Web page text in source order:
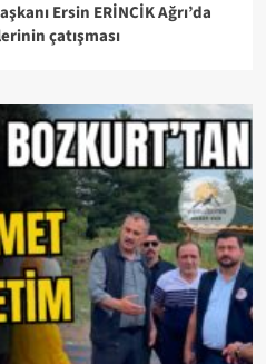
Ersin ERİNCİK Ağrı’da
çatışması